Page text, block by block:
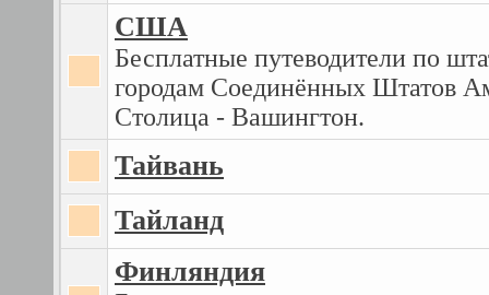
США
Бесплатные путеводители по
городам Соединённых Штатов
Столица - Вашингтон.
Тайвань
Тайланд
Финляндия